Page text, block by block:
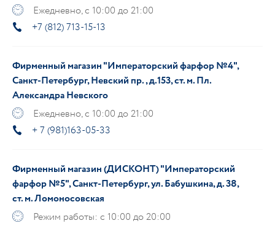
Ежедневно, с 10:00 до 21:00
+7 (812) 713-15-13
Фирменный магазин "Императорский фарфор №4",
Санкт-Петербург, Невский пр., д.153, ст. м. Пл.
Александра Невского
Ежедневно, с 10:00 до 21:00
+ 7 (981)163-05-33
Фирменный магазин (ДИСКОНТ) "Императорский
фарфор №5", Санкт-Петербург, ул. Бабушкина, д. 38,
ст. м. Ломоносовская
Режим работы: с 10:00 до 20:00